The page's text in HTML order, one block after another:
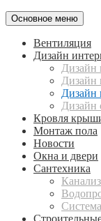
Основное меню
Вентиляция
Дизайн
Дизайн
Дизайн
Дизайн
Дизайн
Кровля
Монтаж пола
Новости
Окна и двери
Сантехника